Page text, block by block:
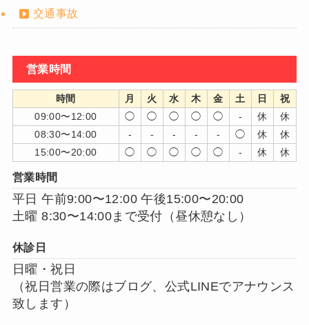
交通事故
営業時間
時間 月 火 水 木 金 土 日
祝
09:00〜12:00
◯ ◯ ◯ ◯ ◯ - 休
休
08:30〜14:00
- - - - - ◯ 休
休
15:00〜20:00
◯ ◯ ◯ ◯ ◯ - 休 休
営業時間
平日 午前9:00〜12:00 午後15:00〜20:00
土曜 8:30〜14:00まで受付（昼休憩なし）
休診日
日曜・祝日
（祝日営業の際はブログ、公式LINEでアナウンス
致します）